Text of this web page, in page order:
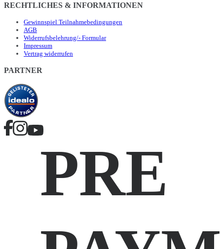
RECHTLICHES & INFORMATIONEN
Gewinnspiel Teilnahmebedingungen
AGB
Widerrufsbelehrung/- Formular
Impressum
Vertrag widerrufen
PARTNER